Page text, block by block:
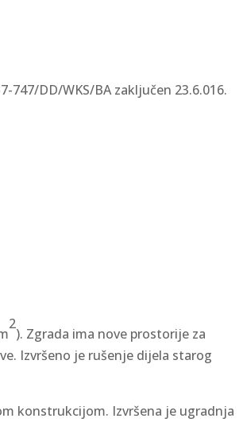
DD/WKS/BA zaključen 23.6.016.
2
). Zgrada ima nove prostorije za
Izvršeno je rušenje dijela starog
konstrukcijom. Izvršena je ugradnja